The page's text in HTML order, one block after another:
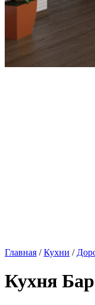
Главная /Кухни /
Кухня